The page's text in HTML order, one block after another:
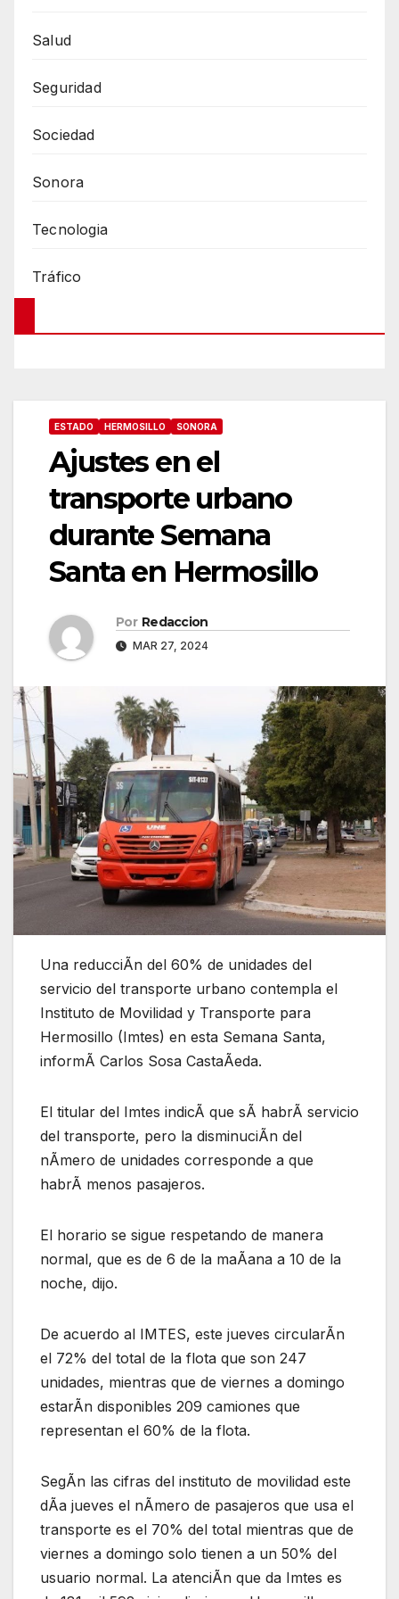
Salud
Seguridad
Sociedad
Sonora
Tecnologia
Tráfico
ESTADO HERMOSILLO SONORA
Ajustes en el
transporte urbano
durante Semana
Santa en Hermosillo
Por Redaccion
MAR 27, 2024
Una reducciÃn del 60% de unidades del
servicio del transporte urbano contempla el
Instituto de Movilidad y Transporte para
Hermosillo (Imtes) en esta Semana Santa,
informÃ Carlos Sosa CastaÃeda.
El titular del Imtes indicÃ que sÃ habrÃ servicio
del transporte, pero la disminuciÃn del
nÃmero de unidades corresponde a que
habrÃ menos pasajeros.
El horario se sigue respetando de manera
normal, que es de 6 de la maÃana a 10 de la
noche, dijo.
De acuerdo al IMTES, este jueves circularÃn
el 72% del total de la flota que son 247
unidades, mientras que de viernes a domingo
estarÃn disponibles 209 camiones que
representan el 60% de la flota.
SegÃn las cifras del instituto de movilidad este
dÃa jueves el nÃmero de pasajeros que usa el
transporte es el 70% del total mientras que de
viernes a domingo solo tienen a un 50% del
usuario normal. La atenciÃn que da Imtes es